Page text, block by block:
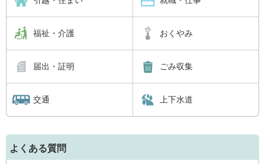
福祉・介護 おくやみ
届出・証明 ごみ収集
交通 上下水道
よくある質問